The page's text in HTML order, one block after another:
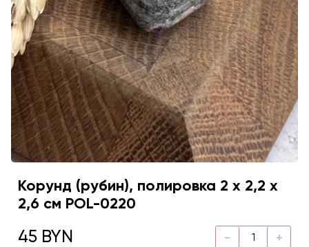
Корунд (рубин), полировка 2 х 2,2 х
2,6 см POL-0220
45 BYN